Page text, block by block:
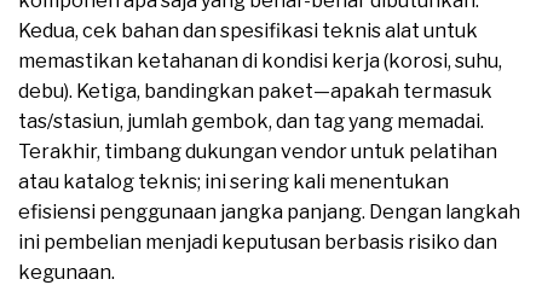
Kedua, cek bahan dan spesifikasi teknis alat untuk
memastikan ketahanan di kondisi kerja (korosi, suhu,
debu). Ketiga, bandingkan paket—apakah termasuk
tas/stasiun, jumlah gembok, dan tag yang memadai.
Terakhir, timbang dukungan vendor untuk pelatihan
atau katalog teknis; ini sering kali menentukan
efisiensi penggunaan jangka panjang. Dengan langkah
ini pembelian menjadi keputusan berbasis risiko dan
kegunaan.